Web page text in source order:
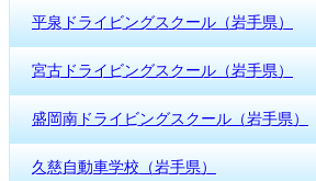
平泉ドライビングスクール（岩手県）
宮古ドライビングスクール（岩手県）
盛岡南ドライビングスクール（岩手県）
久慈自動車学校（岩手県）